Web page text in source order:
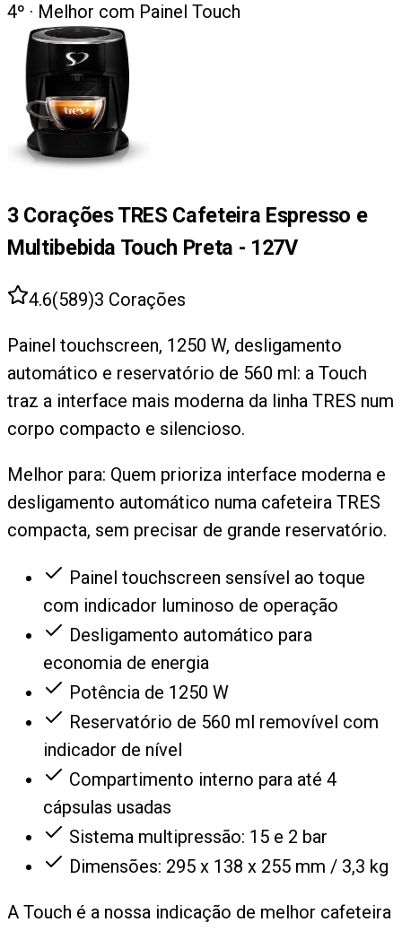
4º · Melhor com Painel Touch
3 Corações TRES Cafeteira Espresso e
Multibebida Touch Preta - 127V
4.6(589)3 Corações
Painel touchscreen, 1250 W, desligamento
automático e reservatório de 560 ml: a Touch
traz a interface mais moderna da linha TRES num
corpo compacto e silencioso.
Melhor para: Quem prioriza interface moderna e
desligamento automático numa cafeteira TRES
compacta, sem precisar de grande reservatório.
Painel touchscreen sensível ao toque
com indicador luminoso de operação
Desligamento automático para
economia de energia
Potência de 1250 W
Reservatório de 560 ml removível com
indicador de nível
Compartimento interno para até 4
cápsulas usadas
Sistema multipressão: 15 e 2 bar
Dimensões: 295 x 138 x 255 mm / 3,3 kg
A Touch é a nossa indicação de melhor cafeteira